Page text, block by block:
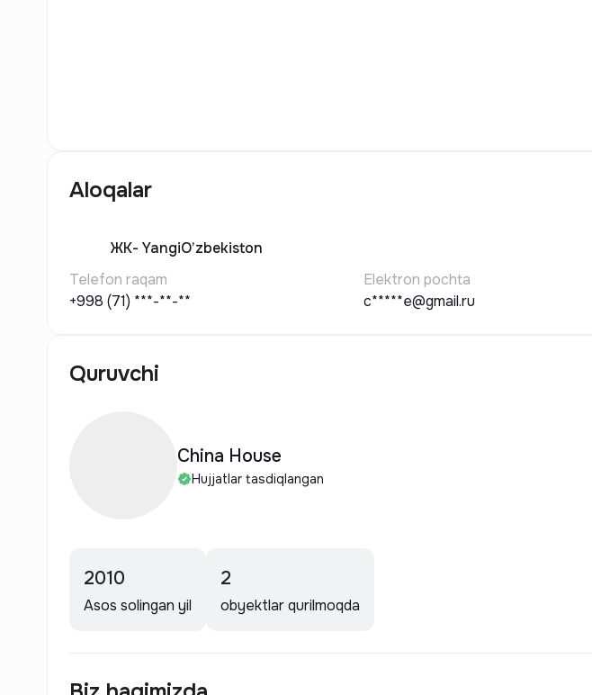
Aloqalar
ЖК- YangiO’zbekiston
Telefon raqam
+998 (71) ***-**-**
Elektron pochta
c*****e@gmail.ru
Quruvchi
China House
Hujjatlar tasdiqlangan
2010
Asos solingan yil
2
obyektlar qurilmoqda